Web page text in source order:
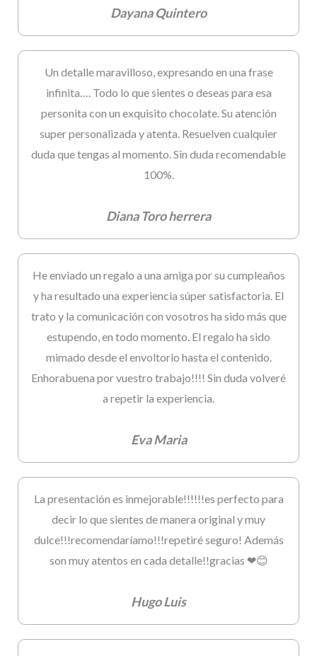
Dayana Quintero
Un detalle maravilloso, expresando en una frase
infinita…. Todo lo que sientes o deseas para esa
personita con un exquisito chocolate. Su atención
super personalizada y atenta. Resuelven cualquier
duda que tengas al momento. Sin duda recomendable
100%.
Diana Toro herrera
He enviado un regalo a una amiga por su cumpleaños
y ha resultado una experiencia súper satisfactoria. El
trato y la comunicación con vosotros ha sido más que
estupendo, en todo momento. El regalo ha sido
mimado desde el envoltorio hasta el contenido.
Enhorabuena por vuestro trabajo!!!! Sin duda volveré
a repetir la experiencia.
Eva Maria
La presentación es inmejorable!!!!!!es perfecto para
decir lo que sientes de manera original y muy
dulce!!!recomendaríamo!!!repetiré seguro! Además
son muy atentos en cada detalle!!gracias ❤😊
Hugo Luis